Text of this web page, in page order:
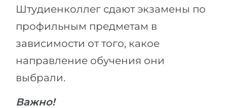
Штудиенколлег сдают экзамены по
профильным предметам в
зависимости от того, какое
направление обучения они
выбрали.
Важно!